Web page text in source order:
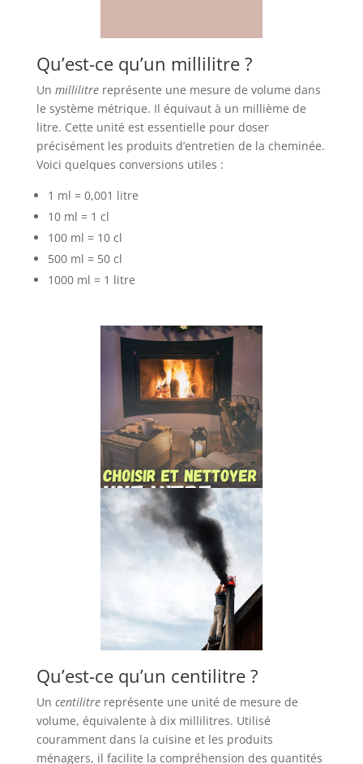
Qu’est-ce qu’un millilitre ?
Un millilitrereprésente une mesure de volume dans
le système métrique. Il équivaut à un millième de
litre. Cette unité est essentielle pour doser
précisément les produits d’entretien de la cheminée.
Voici quelques conversions utiles :
1 ml = 0,001 litre
10 ml = 1 cl
100 ml = 10 cl
500 ml = 50 cl
1000 ml = 1 litre
Qu’est-ce qu’un centilitre ?
Un centilitrereprésente une unité de mesure de
volume, équivalente à dix millilitres. Utilisé
couramment dans la cuisine et les produits
ménagers, il facilite la compréhension des quantités